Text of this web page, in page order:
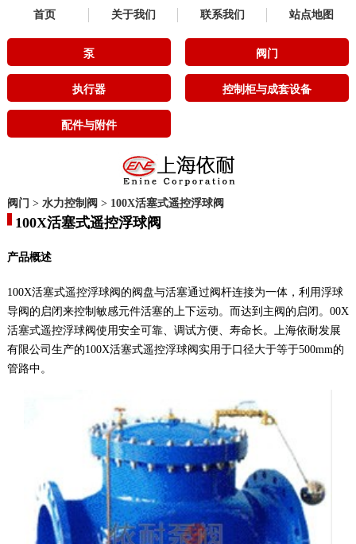
首页 关于我们 联系我们 站点地图
泵 阀门
执行器 控制柜与成套设备
配件与附件
阀门 > 水力控制阀 > 100X活塞式遥控浮球阀
100X活塞式遥控浮球阀
产品概述
100X活塞式遥控浮球阀的阀盘与活塞通过阀杆连接为一体，利用浮球
导阀的启闭来控制敏感元件活塞的上下运动。而达到主阀的启闭。00X
活塞式遥控浮球阀使用安全可靠、调试方便、寿命长。上海依耐发展
有限公司生产的100X活塞式遥控浮球阀实用于口径大于等于500mm的
管路中。